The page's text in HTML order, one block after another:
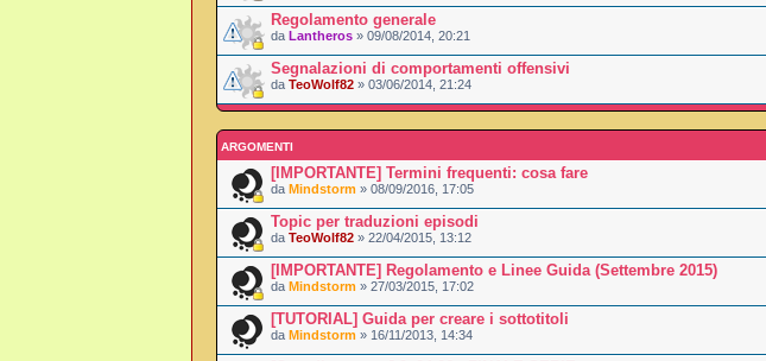
Regolamento generale
da Lantheros » 09/08/2014, 20:21
Segnalazioni di comportamenti offensivi
da TeoWolf82 » 03/06/2014, 21:24
ARGOMENTI
[IMPORTANTE] Termini frequenti: cosa fare
da Mindstorm » 08/09/2016, 17:05
Topic per traduzioni episodi
da TeoWolf82 » 22/04/2015, 13:12
[IMPORTANTE] Regolamento e Linee Guida (Settembre 2015)
da Mindstorm » 27/03/2015, 17:02
[TUTORIAL] Guida per creare i sottotitoli
da Mindstorm » 16/11/2013, 14:34